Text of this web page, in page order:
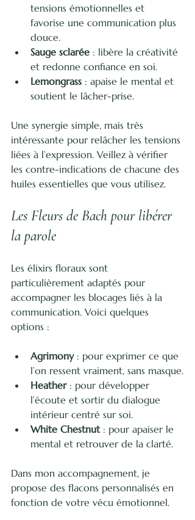
tensions émotionnelles et
favorise une communication plus
douce.
Sauge sclarée : libère la créativité
et redonne confiance en soi.
Lemongrass : apaise le mental et
soutient le lâcher-prise.
Une synergie simple, mais très
intéressante pour relâcher les tensions
liées à l’expression. Veillez à vérifier
les contre-indications de chacune des
huiles essentielles que vous utilisez.
Les Fleurs de Bach pour libérer
la parole
Les élixirs floraux sont
particulièrement adaptés pour
accompagner les blocages liés à la
communication. Voici quelques
options :
Agrimony : pour exprimer ce que
l’on ressent vraiment, sans masque.
Heather : pour développer
l’écoute et sortir du dialogue
intérieur centré sur soi.
White Chestnut : pour apaiser le
mental et retrouver de la clarté.
Dans mon accompagnement, je
propose des flacons personnalisés en
fonction de votre vécu émotionnel.